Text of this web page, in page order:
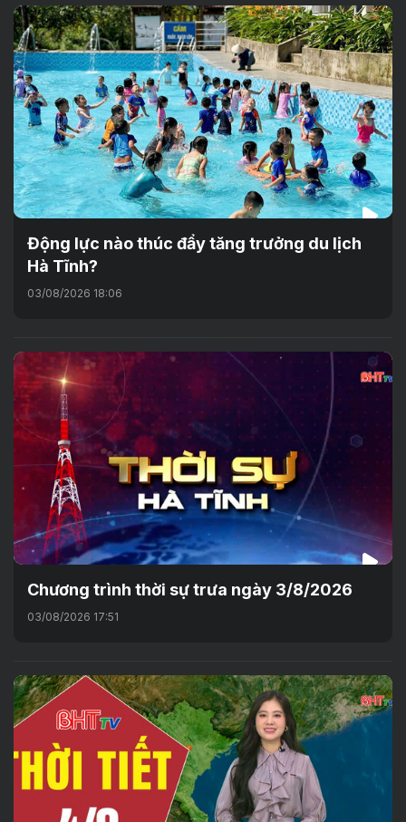
Động lực nào thúc đẩy tăng trưởng du lịch
Hà Tĩnh?
03/08/2026 18:06
Chương trình thời sự trưa ngày 3/8/2026
03/08/2026 17:51